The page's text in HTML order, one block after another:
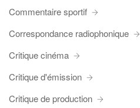
Commentaire sportif
Correspondance radiophonique
Critique cinéma
Critique d'émission
Critique de production